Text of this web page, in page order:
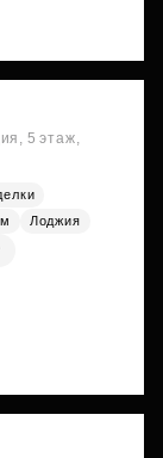
5 этаж,
Лоджия